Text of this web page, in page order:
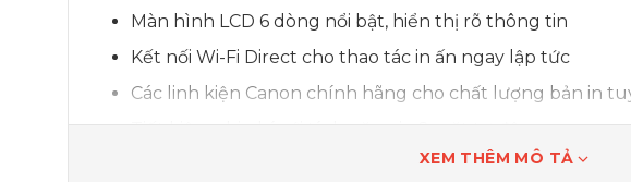
Màn hình LCD 6 dòng nổi bật, hiển thị rõ thông tin
Kết nối Wi-Fi Direct cho thao tác in ấn ngay lập tức
Các linh kiện Canon chính hãng cho chất lượng bản in
Tiết kiệm chi phí với tính năng in 2 mặt tự động
Thời gian in bản đầu tiên chỉ 5.1 giâyXEM THÊM MÔ TẢ